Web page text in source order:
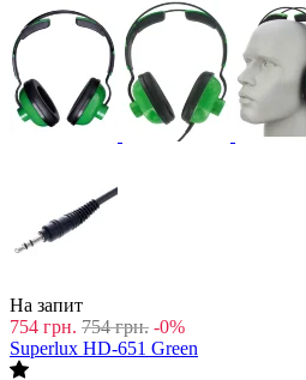
На запит
754 грн. 754 грн. -0%
Superlux HD-651 Green